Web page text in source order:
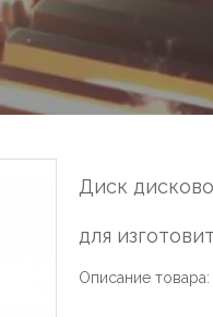
Диск
для
Описание товара: